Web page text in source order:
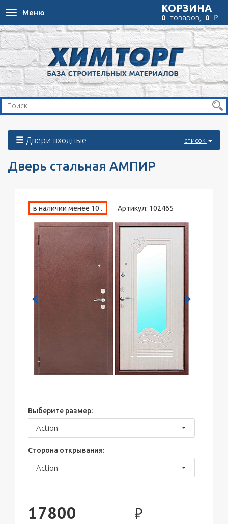
Toggle
navigation
Меню КОРЗИНА
0 товаров, 0 ₽
Двери входные список
Дверь стальная АМПИР
в наличии менее 10 . Артикул: 102465
Previous Next
Выберите размер:
Action
Сторона открывания:
Action
17800 ₽